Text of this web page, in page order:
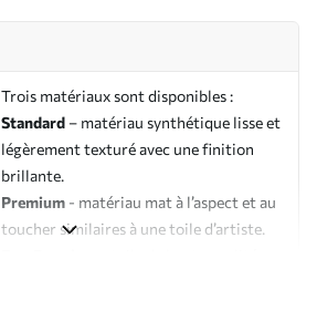
Trois matériaux sont disponibles :
Standard – matériau synthétique lisse et
légèrement texturé avec une finition
brillante.
Premium - matériau mat à l’aspect et au
toucher similaires à une toile d’artiste.